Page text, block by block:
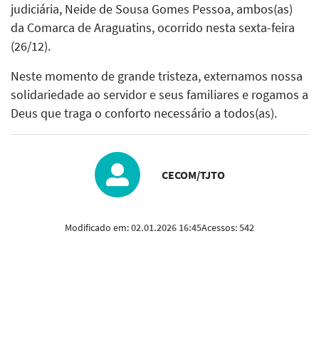
judiciária, Neide de Sousa Gomes Pessoa, ambos(as)
da Comarca de Araguatins, ocorrido nesta sexta-feira
(26/12).
Neste momento de grande tristeza, externamos nossa
solidariedade ao servidor e seus familiares e rogamos a
Deus que traga o conforto necessário a todos(as).
CECOM/TJTO
Modificado em:02.01.2026 16:45Acessos:542